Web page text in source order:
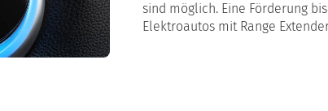
sind möglich. Eine Förderung
Elektroautos mit Range